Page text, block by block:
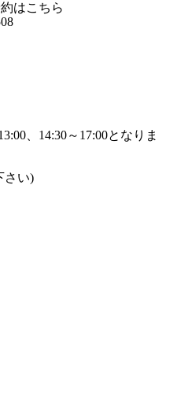
はこちら
、14:30～17:00となりま
さい)